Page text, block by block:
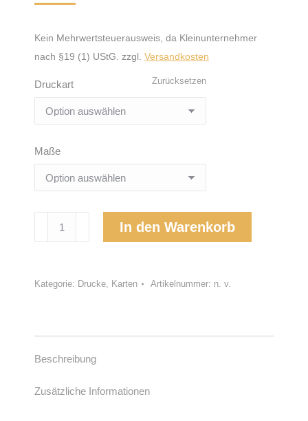
Kein Mehrwertsteuerausweis, da Kleinunternehmer
nach §19 (1) UStG. zzgl. Versandkosten
Druckart
Maße
Zurücksetzen
In den Warenkorb
Kategorie: Drucke, Karten Artikelnummer: n. v.
Beschreibung
Zusätzliche Informationen